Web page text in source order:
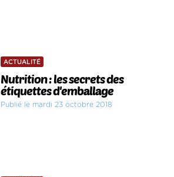
ACTUALITÉ
Nutrition : les secrets des
étiquettes d'emballage
Publié le mardi 23 octobre 2018